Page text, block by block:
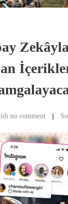
Zekâyla
no comment